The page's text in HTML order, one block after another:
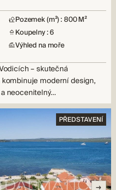
Pozemek (m²) : 800 M²
Koupelny : 6
Výhled na moře
– skutečná
moderní design,
neocenitelný…
PŘEDSTAVENÍ